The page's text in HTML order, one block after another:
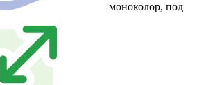
моноколор, под